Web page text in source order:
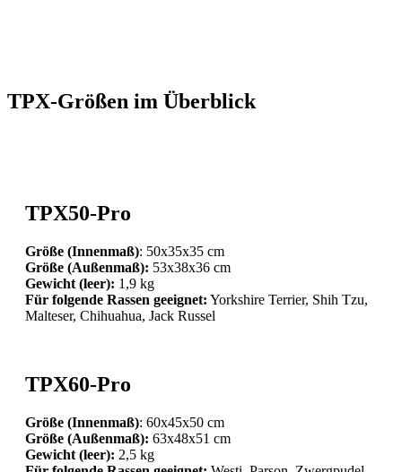
TPX-Größen im Überblick
TPX50-Pro
Größe (Innenmaß): 50x35x35 cm
Größe (Außenmaß): 53x38x36 cm
Gewicht (leer): 1,9 kg
Für folgende Rassen geeignet: Yorkshire Terrier, Shih Tzu,
Malteser, Chihuahua, Jack Russel
TPX60-Pro
Größe (Innenmaß): 60x45x50 cm
Größe (Außenmaß): 63x48x51 cm
Gewicht (leer): 2,5 kg